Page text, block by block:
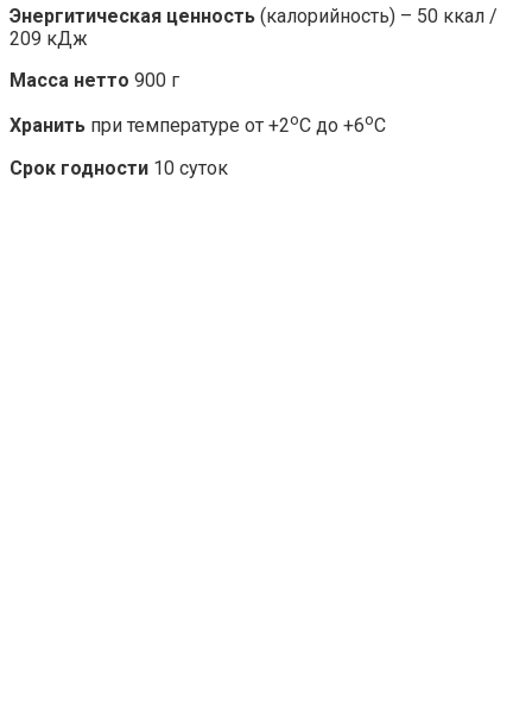
Энергитическая ценность (калорийность) – 50 ккал /
209 кДж
Масса нетто 900 г
Хранить при температуре от +2оС до +6оС
Срок годности 10 суток